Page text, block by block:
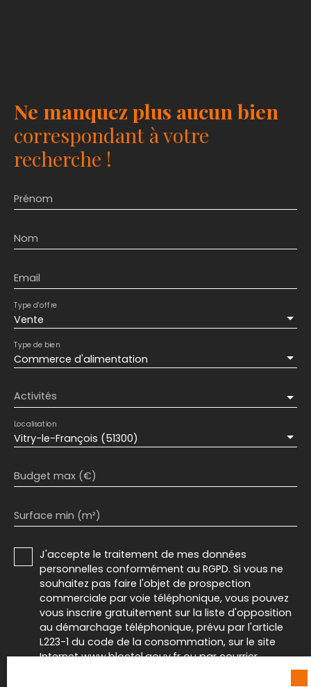
Ne manquez plus aucun bien
correspondant à votre
recherche !
Prénom
Nom
Email
Vente
Type d'offre
Commerce d'alimentation
Type de bien
Activités
Vitry-le-François (51300)
Localisation
Budget max (€)
Surface min (m²)
J'accepte le traitement de mes données
personnelles conformément au RGPD. Si vous ne
souhaitez pas faire l'objet de prospection
commerciale par voie téléphonique, vous pouvez
vous inscrire gratuitement sur la liste d'opposition
au démarchage téléphonique, prévu par l'article
L223-1 du code de la consommation, sur le site
Internet www.bloctel.gouv.fr ou par courrier